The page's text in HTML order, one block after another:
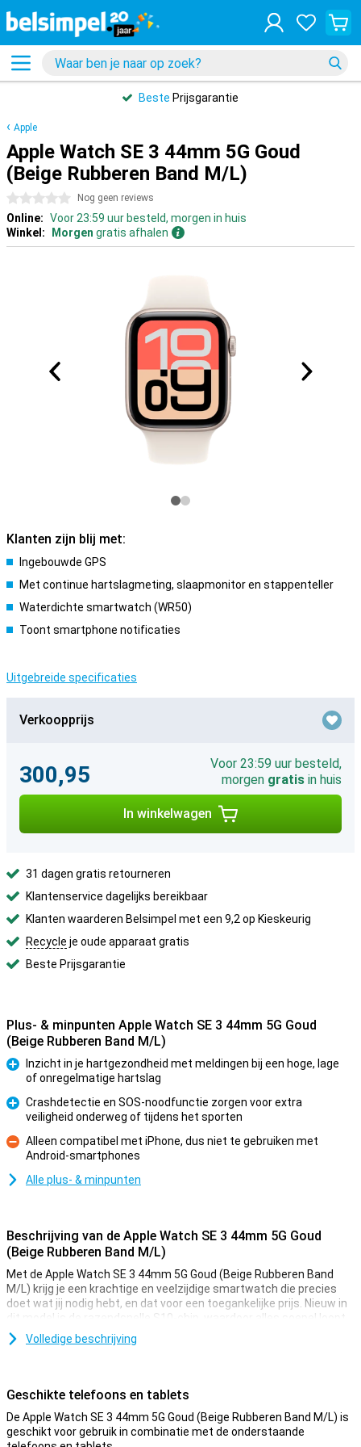
Beste Prijsgarantie
Apple
Apple Watch SE 3 44mm 5G Goud
(Beige Rubberen Band M/L)
0 sterren Nog geen reviews
Online: Voor 23:59 uur besteld, morgen in huis
Winkel:
Morgen gratis afhalen
Klanten zijn blij met:
Ingebouwde GPS
Met continue hartslagmeting, slaapmonitor en stappenteller
Waterdichte smartwatch (WR50)
Toont smartphone notificaties
Uitgebreide specificaties
Verkoopprijs
300,95
Voor 23:59 uur besteld,
morgen gratis in huis
In winkelwagen
31 dagen gratis retourneren
Klantenservice dagelijks bereikbaar
Klanten waarderen Belsimpel met een 9,2 op Kieskeurig
Recycle je oude apparaat gratis
Beste Prijsgarantie
Plus- & minpunten Apple Watch SE 3 44mm 5G Goud
(Beige Rubberen Band M/L)
Pluspunt
Inzicht in je hartgezondheid met meldingen bij een hoge, lage
of onregelmatige hartslag
Pluspunt
Crashdetectie en SOS-noodfunctie zorgen voor extra
veiligheid onderweg of tijdens het sporten
Minpunt
Alleen compatibel met iPhone, dus niet te gebruiken met
Android-smartphones
Alle plus- & minpunten
Beschrijving van de Apple Watch SE 3 44mm 5G Goud
(Beige Rubberen Band M/L)
Met de Apple Watch SE 3 44mm 5G Goud (Beige Rubberen Band
M/L) krijg je een krachtige en veelzijdige smartwatch die precies
doet wat jij nodig hebt, en dat voor een toegankelijke prijs. Nieuw in
dit model is de razendsnelle S10-chip, waardoor alles soepel loopt
en apps vliegensvlug reageren. Dankzij geavanceerde sensoren,
zoals een valdetectie- en omgevingslichtsensor, helpt deze Watch
hartslagsensor van de tweede generatie, slaaptracking, een
helemaal compleet.
Volledige beschrijving
Geschikte telefoons en tablets
De Apple Watch SE 3 44mm 5G Goud (Beige Rubberen Band M/L) is
geschikt voor gebruik in combinatie met de onderstaande